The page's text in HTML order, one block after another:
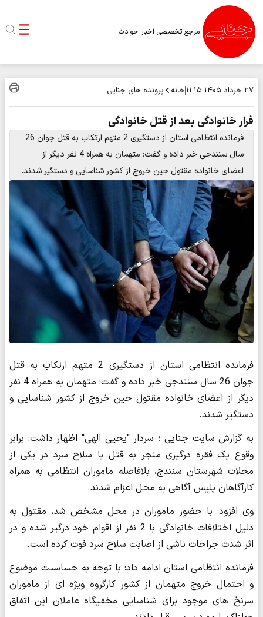
مرجع تخصصی اخبار حوادث
۲۷ خرداد ۱۴۰۵ ۱۱:۱۵ خانه پرونده های جنایی
فرار خانوادگی بعد از قتل خانوادگی
فرمانده انتظامی استان از دستگیری 2 متهم ارتکاب به قتل جوان 26
سال سنندجی خبر داده و گفت: متهمان به همراه 4 نفر دیگر از
اعضای خانواده مقتول حین خروج از کشور شناسایی و دستگیر شدند.
فرمانده انتظامی استان از دستگیری 2 متهم ارتکاب به قتل
جوان 26 سال سنندجی خبر داده و گفت: متهمان به همراه 4 نفر
دیگر از اعضای خانواده مقتول حین خروج از کشور شناسایی و
دستگیر شدند.
به گزارش سایت جنایی ؛ سردار "یحیی الهی" اظهار داشت: برابر
وقوع یک فقره درگیری منجر به قتل با سلاح سرد در یکی از
محلات شهرستان سنندج، بلافاصله ماموران انتظامی به همراه
کارآگاهان پلیس آگاهی به محل اعزام شدند.
وی افزود: با حضور ماموران در محل مشخص شد، مقتول به
دلیل اختلافات خانوادگی با 2 نفر از اقوام خود درگیر شده و در
اثر شدت جراحات ناشی از اصابت سلاح سرد فوت کرده است.
فرمانده انتظامی استان ادامه داد: با توجه به حساسیت موضوع
و احتمال خروج متهمان از کشور کارگروه ویژه ای از ماموران
سرنخ های موجود برای شناسایی مخفیگاه عاملان این اتفاق